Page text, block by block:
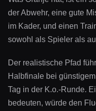
der Abwehr, eine gute
im Kader, und einen
sowohl als Spieler als
Der realistische Pfad
Halbfinale bei
Tag in der K.o.-Runde.
bedeuten, würde den